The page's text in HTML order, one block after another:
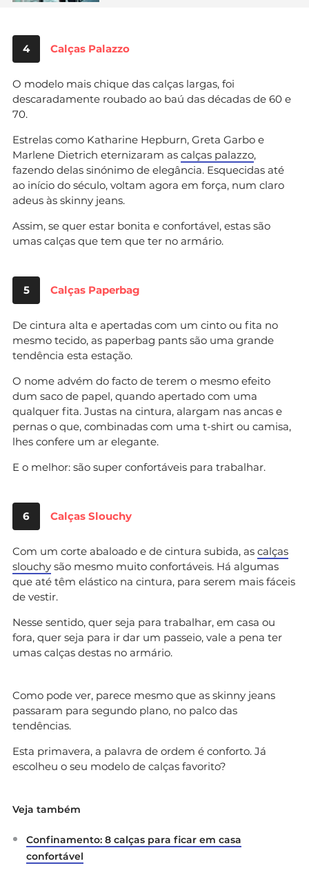
4 Calças Palazzo
O modelo mais chique das calças largas, foi
descaradamente roubado ao baú das décadas de 60 e
70.
Estrelas como Katharine Hepburn, Greta Garbo e
Marlene Dietrich eternizaram as calças palazzo,
fazendo delas sinónimo de elegância. Esquecidas até
ao início do século, voltam agora em força, num claro
adeus às skinny jeans.
Assim, se quer estar bonita e confortável, estas são
umas calças que tem que ter no armário.
5 Calças Paperbag
De cintura alta e apertadas com um cinto ou fita no
mesmo tecido, as paperbag pants são uma grande
tendência esta estação.
O nome advém do facto de terem o mesmo efeito
dum saco de papel, quando apertado com uma
qualquer fita. Justas na cintura, alargam nas ancas e
pernas o que, combinadas com uma t-shirt ou camisa,
lhes confere um ar elegante.
E o melhor: são super confortáveis para trabalhar.
6 Calças Slouchy
Com um corte abaloado e de cintura subida, as calças
slouchy são mesmo muito confortáveis. Há algumas
que até têm elástico na cintura, para serem mais fáceis
de vestir.
Nesse sentido, quer seja para trabalhar, em casa ou
fora, quer seja para ir dar um passeio, vale a pena ter
umas calças destas no armário.
Como pode ver, parece mesmo que as skinny jeans
passaram para segundo plano, no palco das
tendências.
Esta primavera, a palavra de ordem é conforto. Já
escolheu o seu modelo de calças favorito?
Veja também
Confinamento: 8 calças para ficar em casa
confortável